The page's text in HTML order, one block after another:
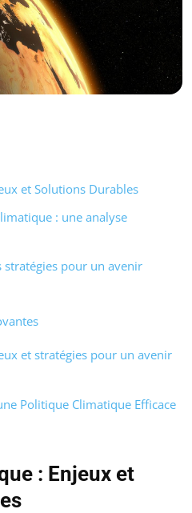
et Solutions Durables
: une analyse
pour un avenir
et stratégies pour un avenir
Politique Climatique Efficace
: Enjeux et